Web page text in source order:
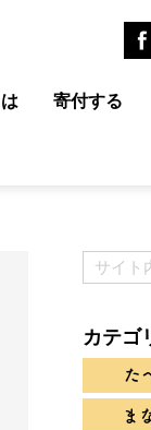
寄付する
カテゴ